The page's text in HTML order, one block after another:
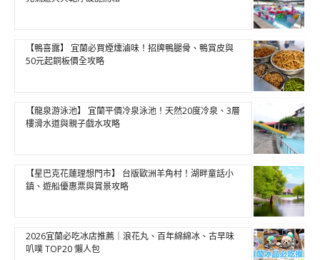
【鴨喜露】 宜蘭必買煙燻滷味！招牌鴨腿骨、鴨賞皮與
50元起銅板價全攻略
【龍泉游泳池】 宜蘭平價冷泉泳池！天然20度冷泉、3層
樓滑水道與親子戲水攻略
【星巴克花蓮理想門市】 台版歐洲羊角村！湖畔童話小
鎮、遊船優惠票與賞景攻略
2026宜蘭必吃冰店推薦｜浪花丸、百年綿綿冰、古早味
叭噗 TOP20 懶人包